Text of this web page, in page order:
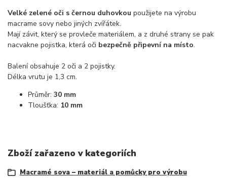
Velké zelené oči s černou duhovkou použijete na výrobu
macrame sovy nebo jiných zvířátek.
Mají závit, který se provleče materiálem, a z druhé strany se pak
nacvakne pojistka, která oči bezpečně připevní na místo.
Balení obsahuje 2 oči a 2 pojistky.
Délka vrutu je 1,3 cm.
Průměr: 30 mm
Tloušťka: 10 mm
Zboží zařazeno v kategoriích
Macramé sova – materiál a pomůcky pro výrobu